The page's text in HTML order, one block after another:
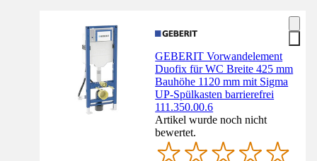
GEBERIT Vorwandelement
Duofix für WC Breite 425 mm
Bauhöhe 1120 mm mit Sigma
UP-Spülkasten barrierefrei
111.350.00.6
Artikel wurde noch nicht
bewertet.